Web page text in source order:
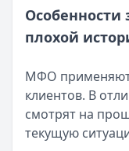
57 сервисов
Опубликовано:23
Читать новость
Смс о «одобренном
Кратко:Пришло СМС
Опубликовано:23
плохой
МФО применяют
клиентов. В
смотрят на
текущую